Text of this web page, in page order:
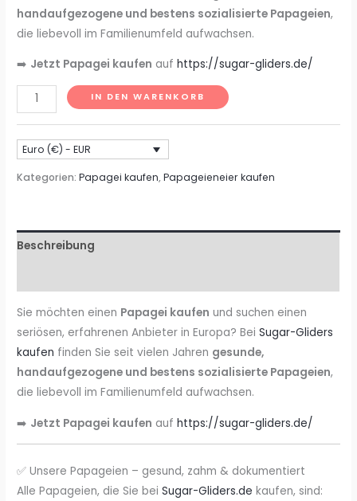
handaufgezogene und bestens sozialisierte Papageien,
die liebevoll im Familienumfeld aufwachsen.
➡️ Jetzt Papagei kaufen aufhttps://sugar-gliders.de/
Papagei
kaufen
Sugar-
Gliders.de
IN DEN WARENKORB
Euro (€) - EUR
Kategorien:Papagei kaufen,Papageieneier kaufen
Beschreibung
Sie möchten einen Papagei kaufen und suchen einen
seriösen, erfahrenen Anbieter in Europa? BeiSugar-Gliders
kaufen finden Sie seit vielen Jahren gesunde,
handaufgezogene und bestens sozialisierte Papageien,
die liebevoll im Familienumfeld aufwachsen.
➡️ Jetzt Papagei kaufen aufhttps://sugar-gliders.de/
✅ Unsere Papageien – gesund, zahm & dokumentiert
Alle Papageien, die Sie beiSugar-Gliders.de kaufen, sind: